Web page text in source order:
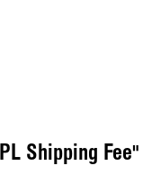
Shipping Fee"